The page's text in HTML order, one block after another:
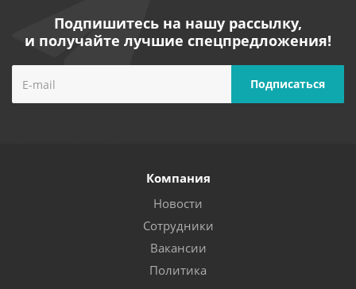
Подпишитесь на нашу рассылку,
и получайте лучшие спецпредложения!
Компания
Новости
Сотрудники
Вакансии
Политика